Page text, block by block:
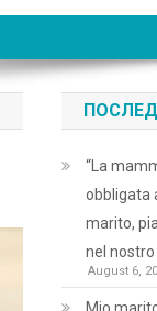
“La
obbligata
marito,
nel
August 6,